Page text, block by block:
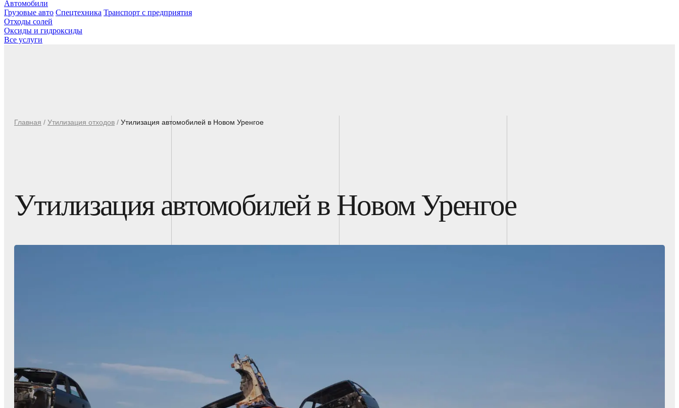
Автомобили
Грузовые авто Спецтехника Транспорт с предприятия
Отходы солей
Оксиды и гидроксиды
Все услуги
Главная / Утилизация отходов / Утилизация автомобилей в Новом Уренгое
Утилизация автомобилей в Новом Уренгое